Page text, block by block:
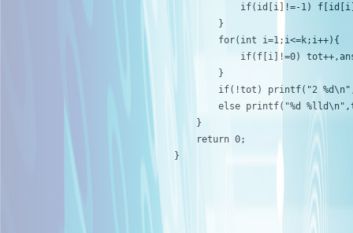
if(id[i]!=-1)
        }
        for(int i=1;i<=k;i++){
if(f[i]!=0)
        }
if(!tot) printf("2
else printf("%d
    }
    return 0;